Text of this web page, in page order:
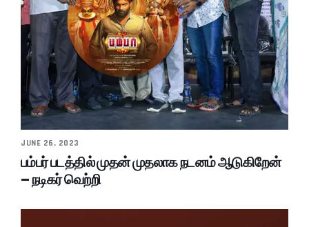
JUNE 26, 2023
பம்பர் படத்தில் முதன் முதலாக நடனம் ஆடுகிறேன்
– நடிகர் வெற்றி